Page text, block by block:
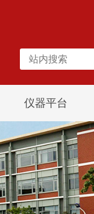
仪器平台